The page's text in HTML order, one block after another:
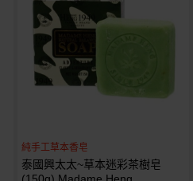
純手工草本香皂
泰國興太太~草本迷彩茶樹皂
(150g) Madame Heng